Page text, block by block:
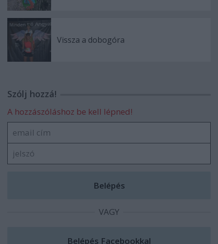
Vissza a dobogóra
Szólj hozzá!
A hozzászóláshoz be kell lépned!
VAGY